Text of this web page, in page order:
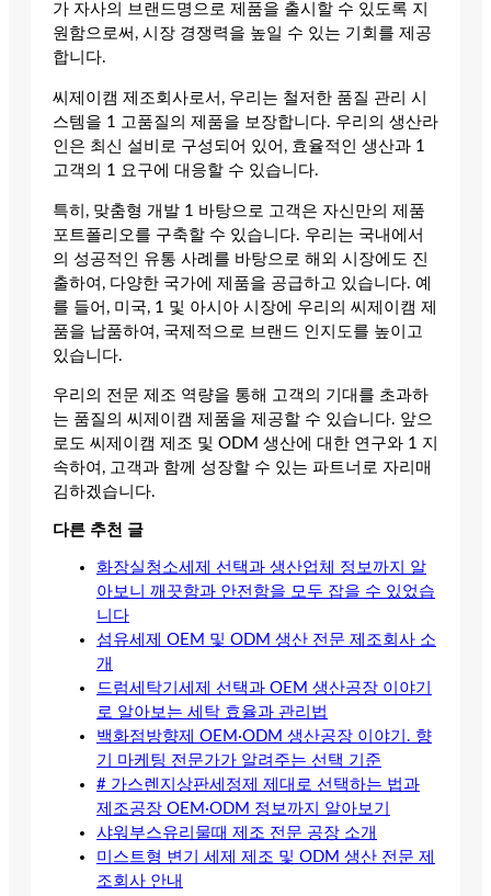
가 자사의 브랜드명으로 제품을 출시할 수 있도록 지
원함으로써, 시장 경쟁력을 높일 수 있는 기회를 제공
합니다.
씨제이캠 제조회사로서, 우리는 철저한 품질 관리 시
스템을 1 고품질의 제품을 보장합니다. 우리의 생산라
인은 최신 설비로 구성되어 있어, 효율적인 생산과 1
고객의 1 요구에 대응할 수 있습니다.
특히, 맞춤형 개발 1 바탕으로 고객은 자신만의 제품
포트폴리오를 구축할 수 있습니다. 우리는 국내에서
의 성공적인 유통 사례를 바탕으로 해외 시장에도 진
출하여, 다양한 국가에 제품을 공급하고 있습니다. 예
를 들어, 미국, 1 및 아시아 시장에 우리의 씨제이캠 제
품을 납품하여, 국제적으로 브랜드 인지도를 높이고
있습니다.
우리의 전문 제조 역량을 통해 고객의 기대를 초과하
는 품질의 씨제이캠 제품을 제공할 수 있습니다. 앞으
로도 씨제이캠 제조 및 ODM 생산에 대한 연구와 1 지
속하여, 고객과 함께 성장할 수 있는 파트너로 자리매
김하겠습니다.
다른 추천 글
화장실청소세제 선택과 생산업체 정보까지 알
아보니 깨끗함과 안전함을 모두 잡을 수 있었습
니다
섬유세제 OEM 및 ODM 생산 전문 제조회사 소
개
드럼세탁기세제 선택과 OEM 생산공장 이야기
로 알아보는 세탁 효율과 관리법
백화점방향제 OEM·ODM 생산공장 이야기. 향
기 마케팅 전문가가 알려주는 선택 기준
# 가스렌지상판세정제 제대로 선택하는 법과
제조공장 OEM·ODM 정보까지 알아보기
샤워부스유리물때 제조 전문 공장 소개
미스트형 변기 세제 제조 및 ODM 생산 전문 제
조회사 안내